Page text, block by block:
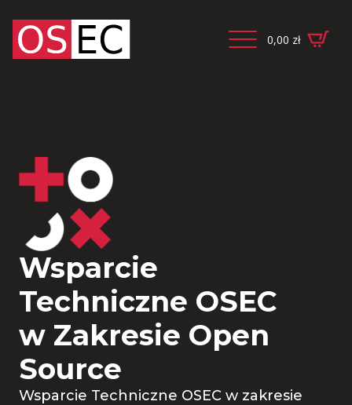
0,00 zł
Wsparcie
Techniczne OSEC
w Zakresie Open
Source
Wsparcie Techniczne OSEC w zakresie